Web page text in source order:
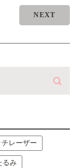
NEXT
チレーザー
るみ